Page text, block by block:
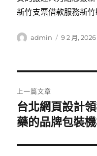
新竹支票借款服務新
作
admin
發
9 2 月, 2026
章
導
覽
上一篇文章
上
一
文
台北網頁設計
藥的品牌包裝